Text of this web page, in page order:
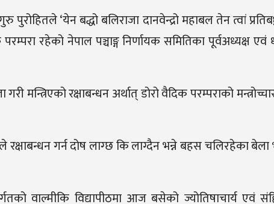
‘येन बद्धो बलिराजा दानवेन्द्रो महाबल तेन त्वां
रहेको नेपाल पञ्चाङ्ग निर्णायक समितिका पूर्वअध्यक्ष एवं
मन्त्रिएको रक्षाबन्धन अर्थात् डोरो वैदिक परम्पराको
गर्न दोष लाग्छ कि लाग्दैन भन्ने बहस चलिरहेका बेला
वाल्मीकि विद्यापीठमा आज बसेको ज्योतिषाचार्य एवं